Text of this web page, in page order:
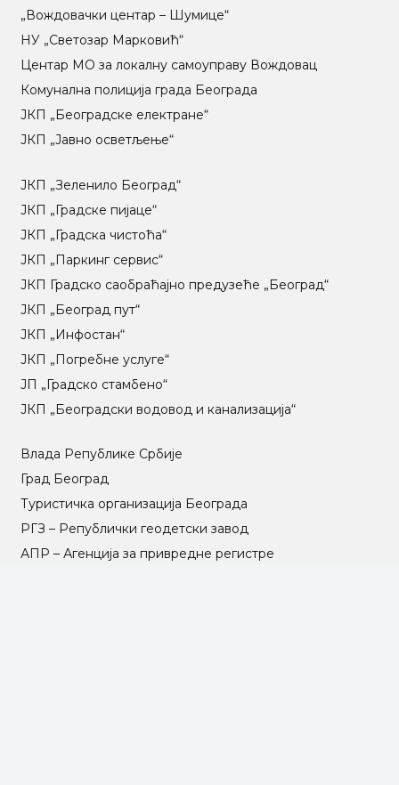
„Вождовачки центар – Шумице“
НУ „Светозар Марковић“
Центар МO за локалну самоуправу Вождовац
Комунална полиција града Београда
ЈКП „Београдске електране“
ЈКП „Јавно осветљење“
ЈКП „Зеленило Београд“
ЈКП „Градске пијаце“
ЈКП „Градска чистоћа“
ЈКП „Паркинг сервис“
ЈКП Градско саобраћајно предузеће „Београд“
ЈКП „Београд пут“
ЈКП „Инфостан“
ЈКП „Погребне услуге“
ЈП „Градско стамбено“
ЈКП „Београдски водовод и канализација“
Влада Републике Србије
Град Београд
Туристичка организација Београда
РГЗ – Републички геодетски завод
АПР – Агенција за привредне регистре